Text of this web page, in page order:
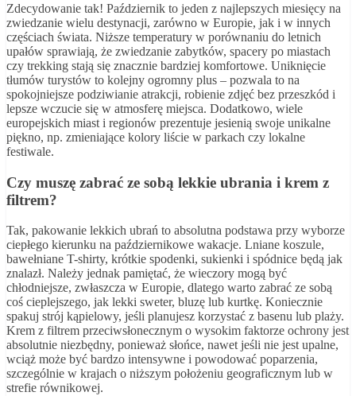
Zdecydowanie tak! Październik to jeden z najlepszych miesięcy na
zwiedzanie wielu destynacji, zarówno w Europie, jak i w innych
częściach świata. Niższe temperatury w porównaniu do letnich
upałów sprawiają, że zwiedzanie zabytków, spacery po miastach
czy trekking stają się znacznie bardziej komfortowe. Uniknięcie
tłumów turystów to kolejny ogromny plus – pozwala to na
spokojniejsze podziwianie atrakcji, robienie zdjęć bez przeszkód i
lepsze wczucie się w atmosferę miejsca. Dodatkowo, wiele
europejskich miast i regionów prezentuje jesienią swoje unikalne
piękno, np. zmieniające kolory liście w parkach czy lokalne
festiwale.
Czy muszę zabrać ze sobą lekkie ubrania i krem z
filtrem?
Tak, pakowanie lekkich ubrań to absolutna podstawa przy wyborze
ciepłego kierunku na październikowe wakacje. Lniane koszule,
bawełniane T-shirty, krótkie spodenki, sukienki i spódnice będą jak
znalazł. Należy jednak pamiętać, że wieczory mogą być
chłodniejsze, zwłaszcza w Europie, dlatego warto zabrać ze sobą
coś cieplejszego, jak lekki sweter, bluzę lub kurtkę. Koniecznie
spakuj strój kąpielowy, jeśli planujesz korzystać z basenu lub plaży.
Krem z filtrem przeciwsłonecznym o wysokim faktorze ochrony jest
absolutnie niezbędny, ponieważ słońce, nawet jeśli nie jest upalne,
wciąż może być bardzo intensywne i powodować poparzenia,
szczególnie w krajach o niższym położeniu geograficznym lub w
strefie równikowej.